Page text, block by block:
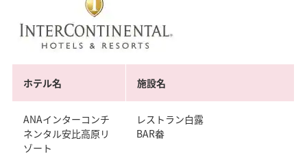
ホテル名 施設名
ANAインターコンチ
ネンタル安比高原リ
ゾート
レストラン白露
BAR畚